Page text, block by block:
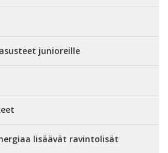
junioreille
lisäävät ravintolisät